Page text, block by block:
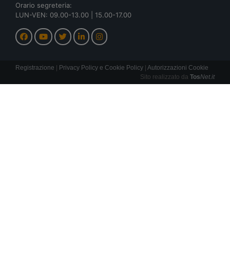
Orario segreteria:
LUN-VEN: 09.00-13.00 | 15.00-17.00
Registrazione | Privacy Policy e Cookie Policy | Autorizzazioni Cookie
Sito realizzato da TosNet.it